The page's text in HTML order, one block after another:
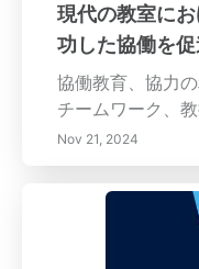
現代の教室に
功した協働を
協働教育、協力
チームワーク、教
Nov 21, 2024